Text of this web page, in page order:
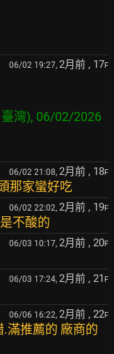
06/02 19:27, 2月前 , 17F
灣), 06/02/2026
06/02 21:08, 2月前 , 18F
那家蠻好吃
06/02 22:02, 2月前 , 19F
不酸的
06/03 10:17, 2月前 , 20F
06/03 17:24, 2月前 , 21 F
06/06 16:22, 2月前 , 22F
滿推薦的 廠商的